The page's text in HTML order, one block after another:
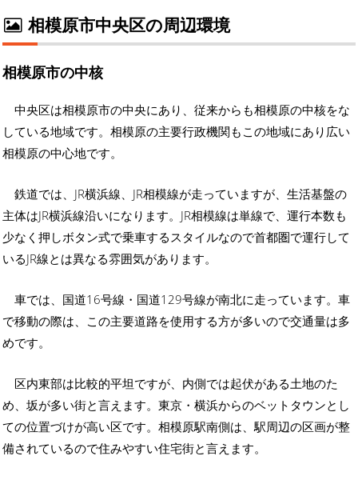
相模原市中央区の周辺環境
相模原市の中核
中央区は相模原市の中央にあり、従来からも相模原の中核をな
している地域です。相模原の主要行政機関もこの地域にあり広い
相模原の中心地です。
鉄道では、JR横浜線、JR相模線が走っていますが、生活基盤の
主体はJR横浜線沿いになります。JR相模線は単線で、運行本数も
少なく押しボタン式で乗車するスタイルなので首都圏で運行して
いるJR線とは異なる雰囲気があります。
車では、国道16号線・国道129号線が南北に走っています。車
で移動の際は、この主要道路を使用する方が多いので交通量は多
めです。
区内東部は比較的平坦ですが、内側では起伏がある土地のた
め、坂が多い街と言えます。東京・横浜からのベットタウンとし
ての位置づけが高い区です。相模原駅南側は、駅周辺の区画が整
備されているので住みやすい住宅街と言えます。